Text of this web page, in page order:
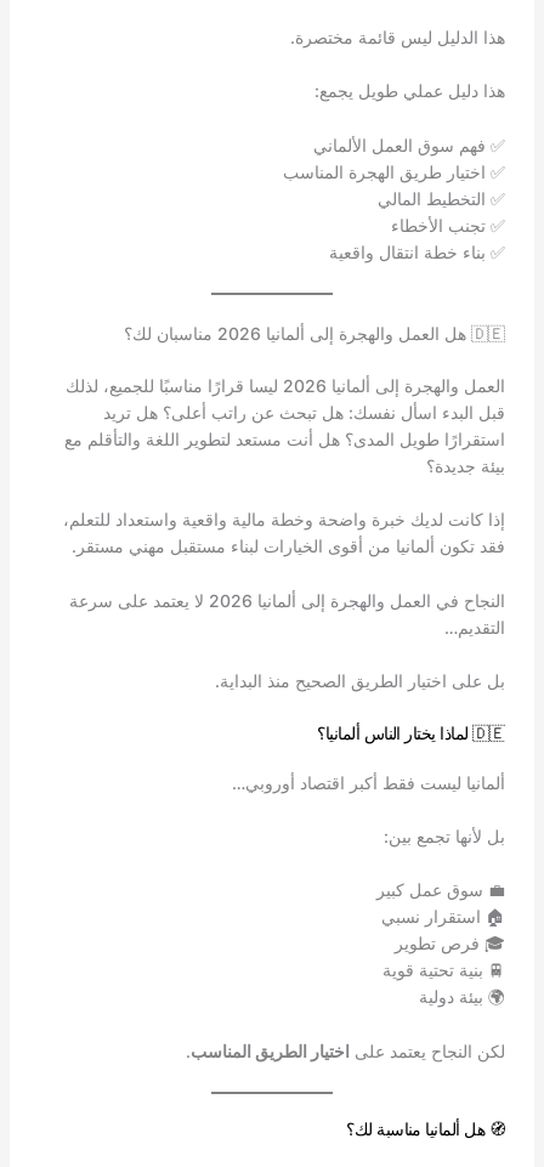
هذا الدليل ليس قائمة مختصرة.
هذا دليل عملي طويل يجمع:
✅ فهم سوق العمل الألماني
✅ اختيار طريق الهجرة المناسب
✅ التخطيط المالي
✅ تجنب الأخطاء
✅ بناء خطة انتقال واقعية
🇩🇪 هل العمل والهجرة إلى ألمانيا 2026 مناسبان لك؟
العمل والهجرة إلى ألمانيا 2026 ليسا قرارًا مناسبًا للجميع، لذلك
قبل البدء اسأل نفسك: هل تبحث عن راتب أعلى؟ هل تريد
استقرارًا طويل المدى؟ هل أنت مستعد لتطوير اللغة والتأقلم مع
بيئة جديدة؟
إذا كانت لديك خبرة واضحة وخطة مالية واقعية واستعداد للتعلم،
فقد تكون ألمانيا من أقوى الخيارات لبناء مستقبل مهني مستقر.
النجاح في العمل والهجرة إلى ألمانيا 2026 لا يعتمد على سرعة
التقديم…
بل على اختيار الطريق الصحيح منذ البداية.
🇩🇪 لماذا يختار الناس ألمانيا؟
ألمانيا ليست فقط أكبر اقتصاد أوروبي…
بل لأنها تجمع بين:
💼 سوق عمل كبير
🏠 استقرار نسبي
🎓 فرص تطوير
🚆 بنية تحتية قوية
🌍 بيئة دولية
لكن النجاح يعتمد على اختيار الطريق المناسب.
🧭 هل ألمانيا مناسبة لك؟